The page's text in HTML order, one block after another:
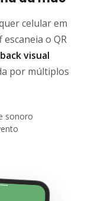
celular em
o QR
visual
por múltiplos
sonoro